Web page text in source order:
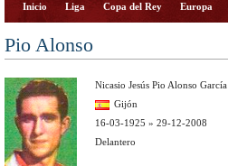
Inicio Liga Copa del Rey Europa
Pio Alonso
Nicasio Jesús Pio Alonso García
Gijón
16-03-1925 » 29-12-2008
Delantero